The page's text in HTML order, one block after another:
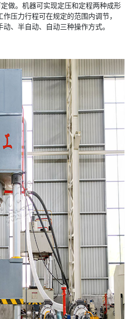
做。机器可实现定压和定程两种成形
压力行程可在规定的范围内调节，
、半自动、自动三种操作方式。